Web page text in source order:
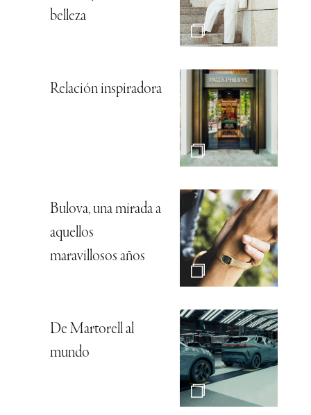
belleza
Relación inspiradora
Bulova, una mirada a
aquellos
maravillosos años
De Martorell al
mundo